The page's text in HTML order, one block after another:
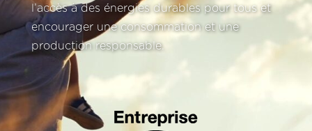
l’accès à des énergies durables pour tous et
encourager une consommation et une
production responsable.